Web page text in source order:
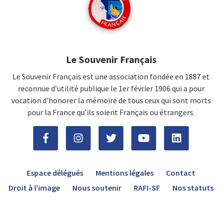
Le Souvenir Français
Le Souvenir Français est une association fondée en 1887 et
reconnue d’utilité publique le 1er février 1906 qui a pour
vocation d'honorer la mémoire de tous ceux qui sont morts
pour la France qu’ils soient Français ou étrangers.
Espace délégués Mentions légales
Contact
Droit à l’image
Nous soutenir RAFI-SF Nos statuts